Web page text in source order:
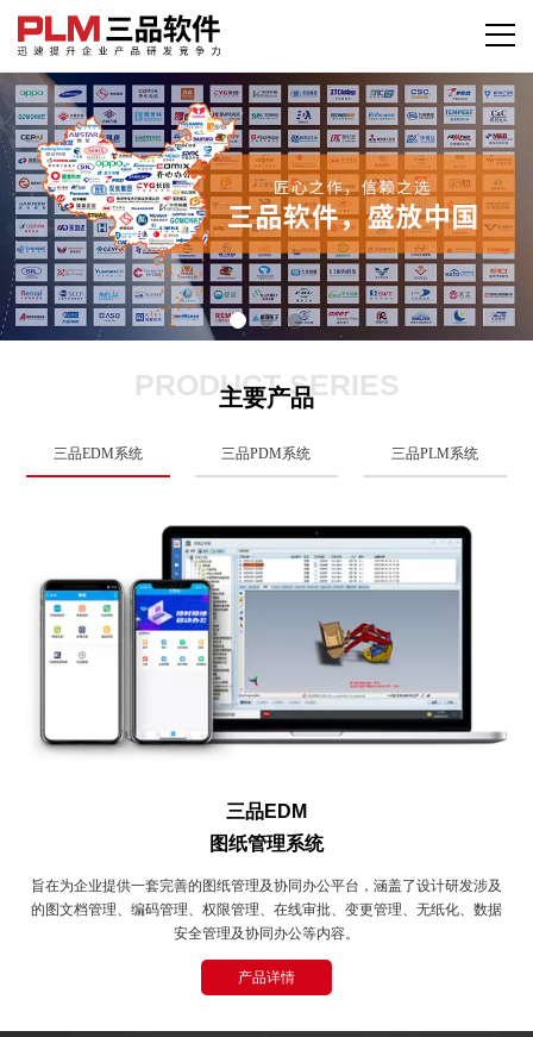
PRODUCT SERIES
主要产品
三品EDM系统 三品PDM系统 三品PLM系统
三品EDM
图纸管理系统
旨在为企业提供一套完善的图纸管理及协同办公平台，涵盖了设计研发涉及
的图文档管理、编码管理、权限管理、在线审批、变更管理、无纸化、数据
安全管理及协同办公等内容。
产品详情